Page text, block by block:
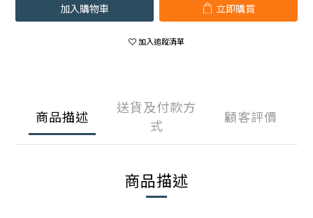
加入購物車 立即購買
加入追蹤清單
商品描述
送貨及付款方
式
顧客評價
商品描述